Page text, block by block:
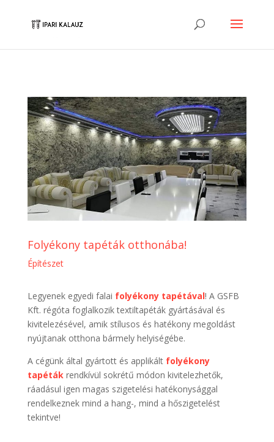
Folyékony tapéták otthonába!
Építészet
Legyenek egyedi falai folyékony tapétával! A GSFB
Kft. régóta foglalkozik textiltapéták gyártásával és
kivitelezésével, amik stílusos és hatékony megoldást
nyújtanak otthona bármely helyiségébe.
A cégünk által gyártott és applikált folyékony
tapéták rendkívül sokrétű módon kivitelezhetők,
ráadásul igen magas szigetelési hatékonysággal
rendelkeznek mind a hang-, mind a hőszigetelést
tekintve!